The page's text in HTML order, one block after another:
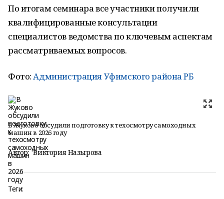
По итогам семинара все участники получили
квалифицированные консультации
специалистов ведомства по ключевым аспектам
рассматриваемых вопросов.
Фото:Администрация Уфимского района РБ
В Жуково обсудили подготовку к техосмотру самоходных
машин в 2026 году
Автор: Виктория Назырова
Теги: